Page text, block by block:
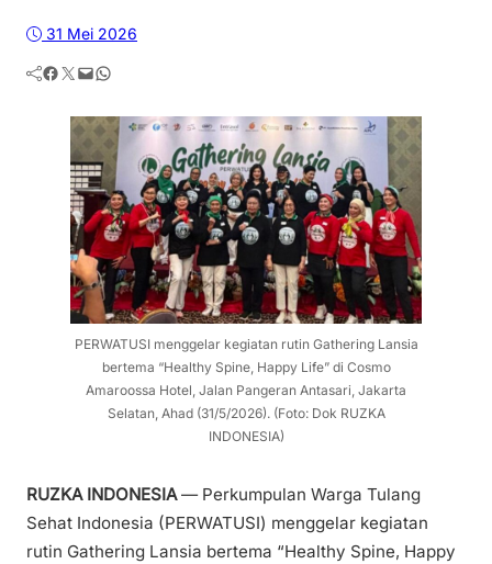
31 Mei 2026
Facebook Twitter Mail WhatsApp
PERWATUSI menggelar kegiatan rutin Gathering Lansia
bertema “Healthy Spine, Happy Life” di Cosmo
Amaroossa Hotel, Jalan Pangeran Antasari, Jakarta
Selatan, Ahad (31/5/2026). (Foto: Dok RUZKA
INDONESIA)
RUZKA INDONESIA— Perkumpulan Warga Tulang
Sehat Indonesia (PERWATUSI) menggelar kegiatan
rutin Gathering Lansia bertema “Healthy Spine, Happy